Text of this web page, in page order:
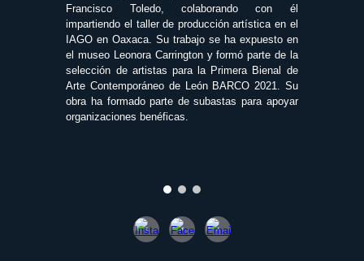
Francisco Toledo, colaborando con él
impartiendo el taller de producción artística en el
IAGO en Oaxaca. Su trabajo se ha expuesto en
el museo Leonora Carrington y formó parte de la
selección de artistas para la Primera Bienal de
Arte Contemporáneo de León BARCO 2021. Su
obra ha formado parte de subastas para apoyar
organizaciones benéficas.